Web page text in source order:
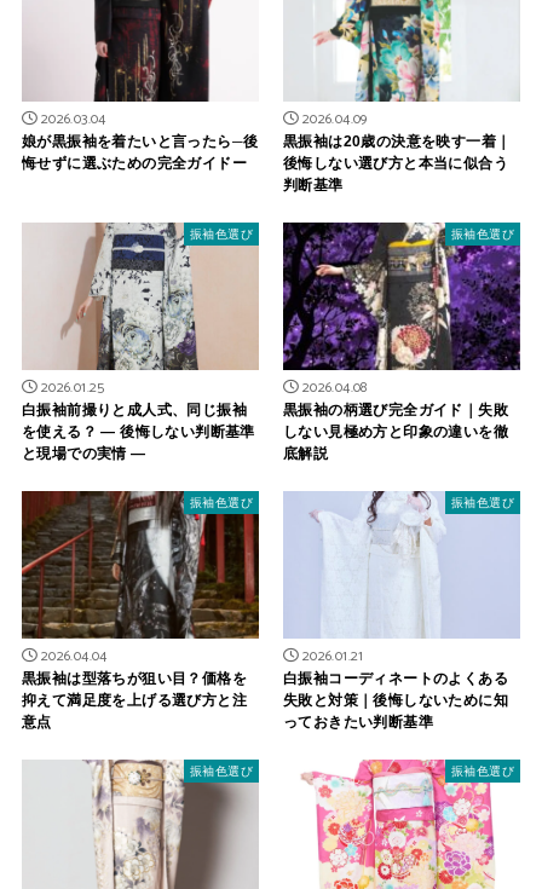
2026.03.04
娘が黒振袖を着たいと言ったら─後
悔せずに選ぶための完全ガイドー
2026.04.09
黒振袖は20歳の決意を映す一着｜
後悔しない選び方と本当に似合う
判断基準
振袖色選び
2026.01.25
白振袖前撮りと成人式、同じ振袖
を使える？ ― 後悔しない判断基準
と現場での実情 ―
振袖色選び
2026.04.08
黒振袖の柄選び完全ガイド｜失敗
しない見極め方と印象の違いを徹
底解説
振袖色選び
2026.04.04
黒振袖は型落ちが狙い目？価格を
抑えて満足度を上げる選び方と注
意点
振袖色選び
2026.01.21
白振袖コーディネートのよくある
失敗と対策｜後悔しないために知
っておきたい判断基準
振袖色選び 振袖色選び